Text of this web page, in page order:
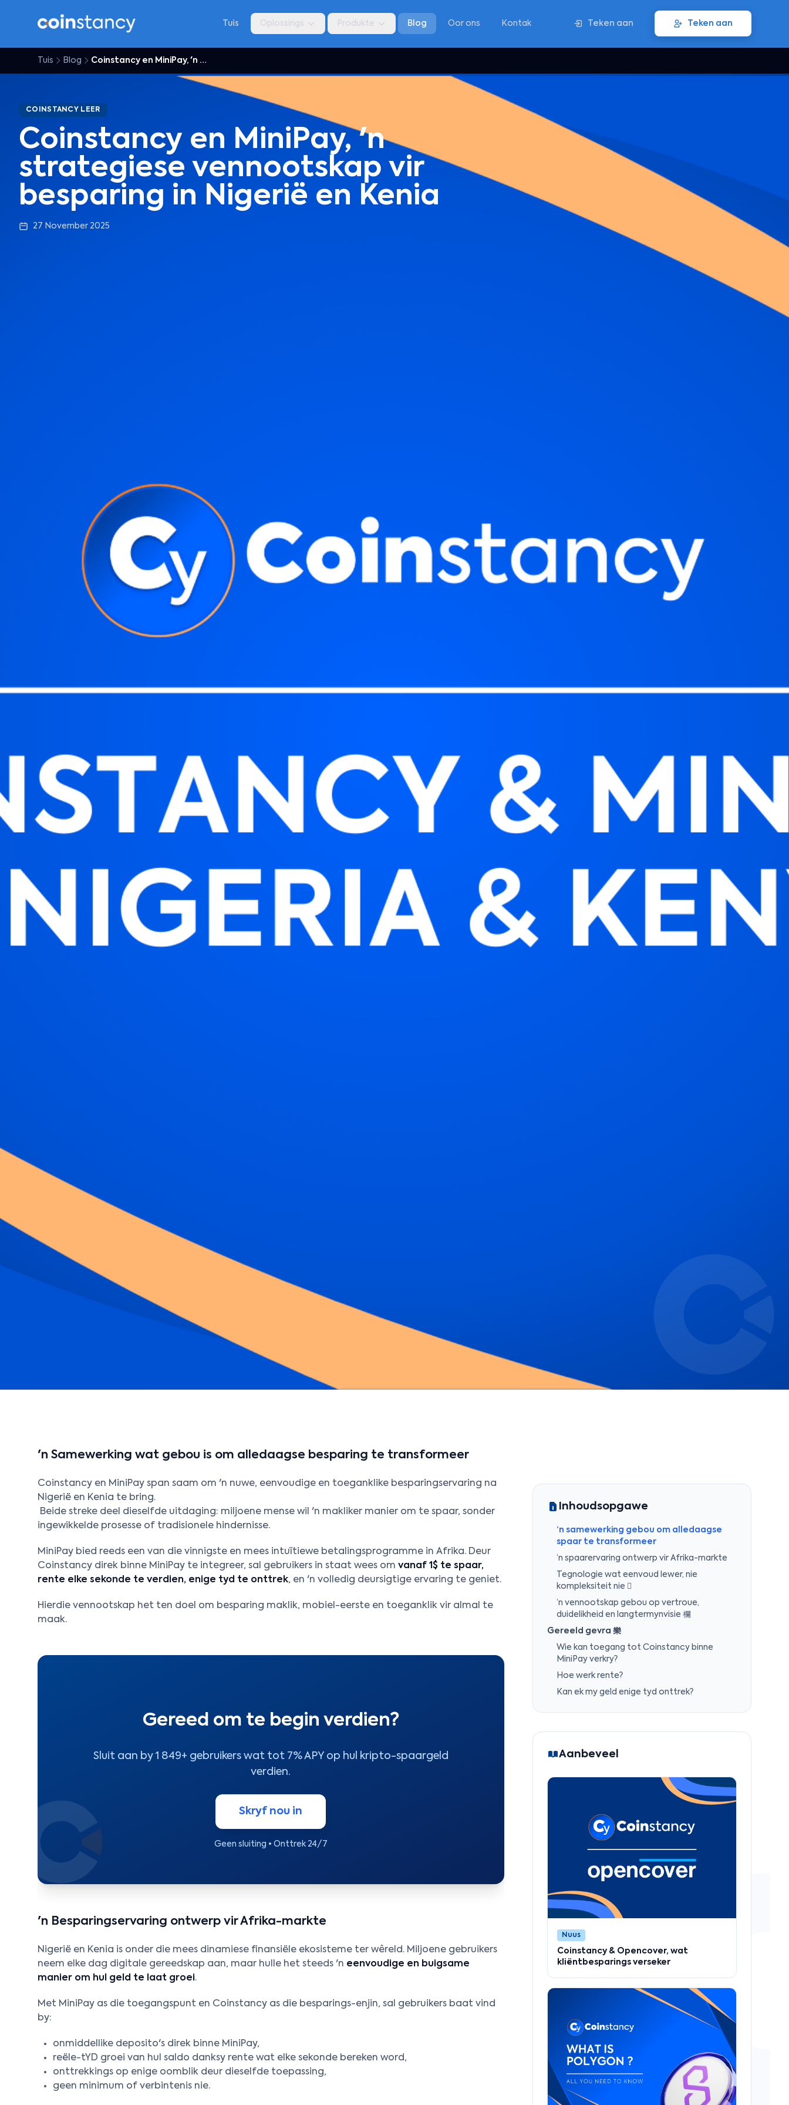
Tuis Oplossings Produkte Blog Oor ons Kontak Teken aan Teken aan
Tuis Blog Coinstancy en MiniPay, 'n strategiese vennootskap vir besparing in Nigerië en Kenia
COINSTANCY LEER
Coinstancy en MiniPay, 'n
strategiese vennootskap vir
besparing in Nigerië en Kenia
27 November 2025
'n Samewerking wat gebou is om alledaagse besparing te transformeer
Coinstancy en MiniPay span saam om 'n nuwe, eenvoudige en toeganklike besparingservaring na
Nigerië en Kenia te bring.
Beide streke deel dieselfde uitdaging: miljoene mense wil 'n makliker manier om te spaar, sonder
ingewikkelde prosesse of tradisionele hindernisse.
MiniPay bied reeds een van die vinnigste en mees intuïtiewe betalingsprogramme in Afrika. Deur
Coinstancy direk binne MiniPay te integreer, sal gebruikers in staat wees om vanaf 1$ te spaar,
rente elke sekonde te verdien, enige tyd te onttrek, en 'n volledig deursigtige ervaring te geniet.
Hierdie vennootskap het ten doel om besparing maklik, mobiel-eerste en toeganklik vir almal te
maak.
Gereed om te begin verdien?
Sluit aan by 1 849+ gebruikers wat tot 7% APY op hul kripto-spaargeld
verdien.
Skryf nou in
Geen sluiting • Onttrek 24/7
'n Besparingservaring ontwerp vir Afrika-markte
Nigerië en Kenia is onder die mees dinamiese finansiële ekosisteme ter wêreld. Miljoene gebruikers
neem elke dag digitale gereedskap aan, maar hulle het steeds 'n eenvoudige en buigsame
manier om hul geld te laat groei.
Met MiniPay as die toegangspunt en Coinstancy as die besparings-enjin, sal gebruikers baat vind
by:
onmiddellike deposito's direk binne MiniPay,
reële-tYD groei van hul saldo danksy rente wat elke sekonde bereken word,
onttrekkings op enige oomblik deur dieselfde toepassing,
geen minimum of verbintenis nie.
Inhoudsopgawe
‘n samewerking gebou om alledaagse
spaar te transformeer
‘n spaarervaring ontwerp vir Afrika-markte
Tegnologie wat eenvoud lewer, nie
kompleksiteit nie 
‘n vennootskap gebou op vertroue,
duidelikheid en langtermynvisie 欄
Gereeld gevra 樂
Wie kan toegang tot Coinstancy binne
MiniPay verkry?
Hoe werk rente?
Kan ek my geld enige tyd onttrek?
Aanbeveel
Nuus
Coinstancy & Opencover, wat
kliëntbesparings verseker